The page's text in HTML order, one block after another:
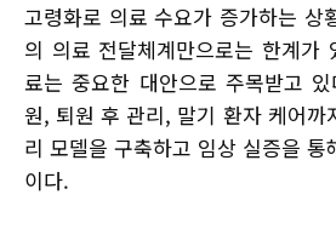
고령화로 의료 수요가 증가하는 상
의 의료 전달체계만으로는 한계가
료는 중요한 대안으로 주목받고
원, 퇴원 후 관리, 말기 환자 케어까
리 모델을 구축하고 임상 실증을 통
이다.